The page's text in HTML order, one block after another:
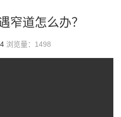
窄道怎么办？
浏览量： 1498